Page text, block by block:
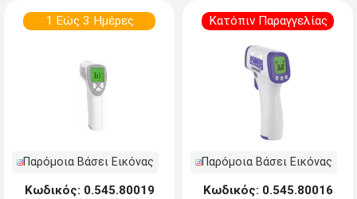
1 Εώς 3 Ημέρες
Παρόμοια Βάσει Εικόνας
Κωδικός: 0.545.80019
Κατόπιν Παραγγελίας
Παρόμοια Βάσει Εικόνας
Κωδικός: 0.545.80016